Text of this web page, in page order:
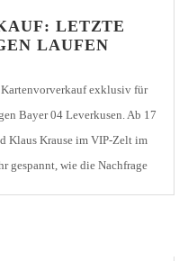
LETZTE
LAUFEN
exklusiv für
Bayer 04 Leverkusen. Ab 17
Klaus Krause im VIP-Zelt im
gespannt, wie die Nachfrage